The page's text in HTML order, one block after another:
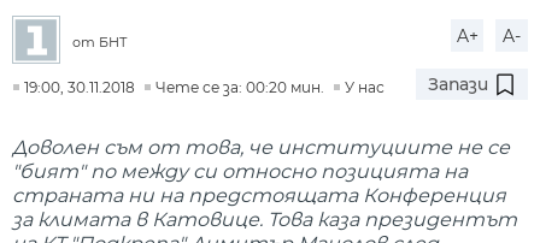
от БНТ A+ A-
19:00, 30.11.2018 Чете се за: 00:20 мин. У нас Запази
Доволен съм от това, че институциите не се
"бият" по между си относно позицията на
страната ни на предстоящата Конференция
за климата в Катовице. Това каза президентът